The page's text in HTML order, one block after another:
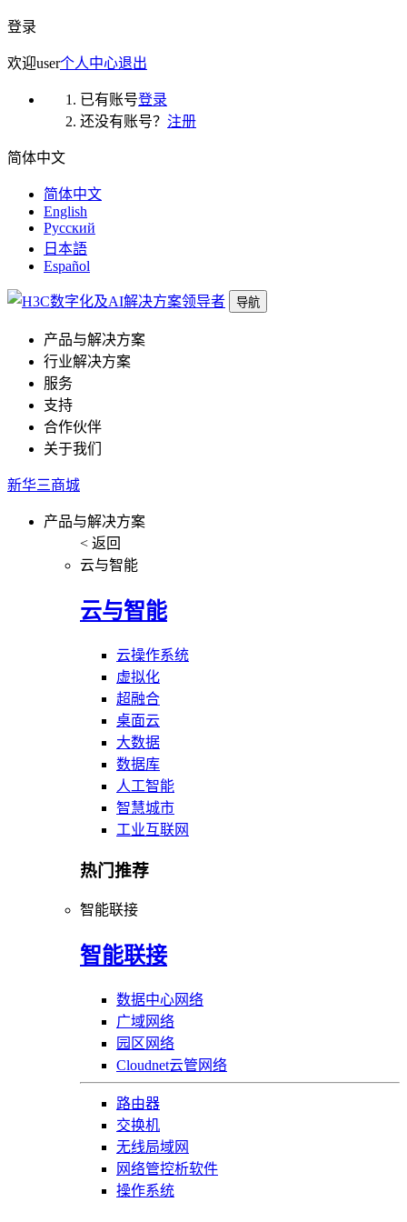
登录
欢迎user个人中心退出
已有账号登录
还没有账号？ 注册
简体中文
简体中文
English
Русский
日本語
Español
导航
产品与解决方案
行业解决方案
服务
支持
合作伙伴
关于我们
新华三商城
产品与解决方案
< 返回
云与智能
云与智能
云操作系统
虚拟化
超融合
桌面云
大数据
数据库
人工智能
智慧城市
工业互联网
热门推荐
智能联接
智能联接
数据中心网络
广域网络
园区网络
Cloudnet云管网络
路由器
交换机
无线局域网
网络管控析软件
操作系统